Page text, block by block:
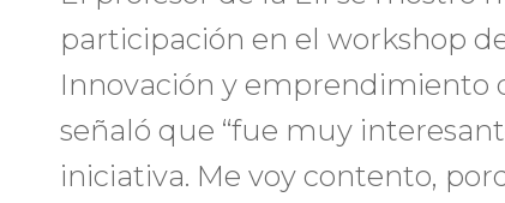
participación en el workshop
Innovación y emprendimiento
señaló que “fue muy
iniciativa. Me voy contento,